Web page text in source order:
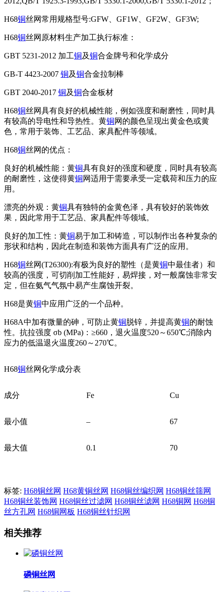
H68铜丝网常用规格型号:GFW、GF1W、GF2W、GF3W;
H68铜丝网原材料生产加工执行标准：
GBT 5231-2012 加工铜 及铜合金牌号和化学成分
GB-T 4423-2007 铜 及铜合金拉制棒
GBT 2040-2017 铜 及铜合金板材
H68铜丝网具有良好的机械性能，例如强度和耐磨性，同时具
有较高的导电性和导热性。黄铜 网的颜色呈现出黄金色或黄
色，常用于装饰、工艺品、家具配件等领域。
H68铜丝网的优点：
良好的机械性能：黄铜具有良好的强度和硬度，同时具有较高
的耐磨性，这使得黄铜 网适用于需要承受一定载荷和压力的应
用。
漂亮的外观：黄铜具有独特的金黄色泽，具有较好的装饰效
果，因此常用于工艺品、家具配件等领域。
良好的加工性：黄铜易于加工和铸造，可以制作出各种复杂的
形状和结构，因此在制造和装饰方面具有广泛的应用。
H68铜丝网(T26300):有极为良好的塑性（是黄铜中最佳者）和
较高的强度，可切削加工性能好，易焊接，对一般腐蚀非常安
定，但在氨气气氛中易产生腐蚀开裂。
H68是黄铜中应用广泛的一个品种。
H68A中加有微量的砷，可防止黄铜脱锌，并提高黄铜的耐蚀
性。抗拉强度 σb (MPa)：≥660，退火温度520～650℃;消除内
应力的低温退火温度260～270℃。
H68铜丝网化学成分表
成分 Fe Cu
最小值 – 67
最大值 0.1 70
标签: H68铜丝网 H68黄铜丝网 H68铜丝编织网 H68铜丝筛网
H68铜丝装饰网 H68铜丝过滤网 H68铜丝滤网 H68铜网 H68铜
丝方孔网 H68铜网板 H68铜丝针织网
相关推荐
磷铜丝网